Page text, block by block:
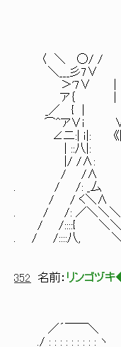
〈 ＼
＼___彡
＞'7∨ |
ア｛ | |/
_／ { │ /|＼
⌒^ア∨i ∨斗-
∠二:| ｉ|: 《| r
| ::八|: │ と
|/ /∧: │
/ /∧ │
. / /: _厶 │ }
/ / く＼∧
. / /: ／＼＼＼
/ /::::{ ＼＼
. / /::::八, ＼〕/
352 名前： リンゴヅ
／´￣￣＼
./ : : : : : : : : : ヽ